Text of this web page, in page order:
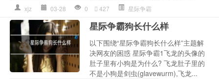
xjz 03-28 0 427 星际争霸
星际争霸狗长什么样
以下围绕“星际争霸狗长什么样”主题解
决网友的困惑 星际争霸1飞龙的头像的
肚子里有小狗是为什么? 飞龙肚子里的
不是小狗是剑虫(glavewurm),飞龙...